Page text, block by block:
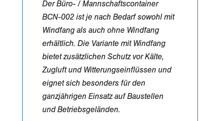
Der Büro- / Mannschaftscontainer
BCN-002 ist je nach Bedarf sowohl mit
Windfang als auch ohne Windfang
erhältlich. Die Variante mit Windfang
bietet zusätzlichen Schutz vor Kälte,
Zugluft und Witterungseinflüssen und
eignet sich besonders für den
ganzjährigen Einsatz auf Baustellen
und Betriebsgeländen.